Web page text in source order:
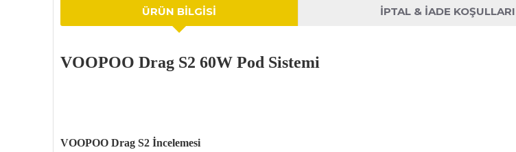
ÜRÜN BILGISI İPTAL & İADE KOŞULLARI
VOOPOO Drag S2 60W Pod Sistemi
VOOPOO Drag S2 İncelemesi